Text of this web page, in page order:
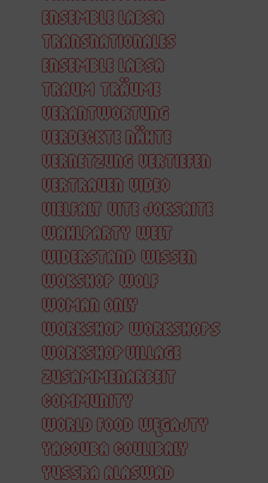
ENSEMBLE LABSA
TRANSNATIONALES
ENSEMBLE LABSA
TRAUM TRÄUME
VERANTWORTUNG
VERDECKTE NÄHTE
VERNETZUNG VERTIEFEN
VERTRAUEN VIDEO
VIELFALT VITE JOKSAITE
WAHLPARTY WELT
WIDERSTAND WISSEN
WOKSHOP WOLF
WOMAN ONLY
WORKSHOP WORKSHOPS
WORKSHOP VILLAGE
ZUSAMMENARBEIT
COMMUNITY
WORLD FOOD WĘGAJTY
YACOUBA COULIBALY
YUSSRA ALASWAD